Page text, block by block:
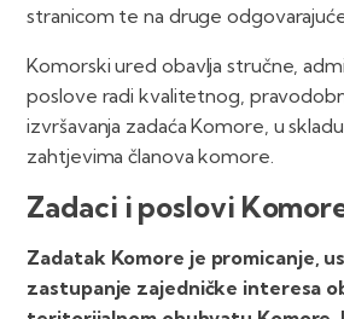
stranicom te na druge
Komorski ured obavlja stručne,
poslove radi kvalitetnog,
izvršavanja zadaća Komore, u
zahtjevima članova komore.
Zadaci i poslovi
Zadatak Komore je promicanje,
zastupanje zajedničke interesa